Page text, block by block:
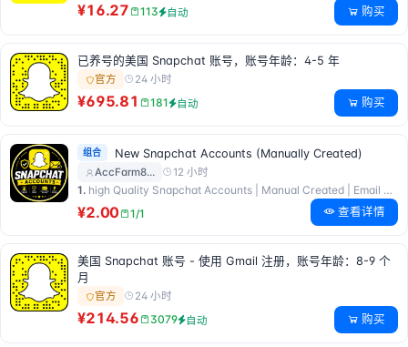
¥16.27 113 自动 购买
已养号的美国 Snapchat 账号，账号年龄：4-5 年
官方 24 小时
¥695.81 181 自动 购买
组合 New Snapchat Accounts (Manually Created)
AccFarm8… 12 小时
1. high Quality Snapchat Accounts | Manual Created | Email Access
¥2.00 1/1 查看详情
美国 Snapchat 账号 - 使用 Gmail 注册，账号年龄：8-9 个
月
官方 24 小时
¥214.56 3079 自动 购买